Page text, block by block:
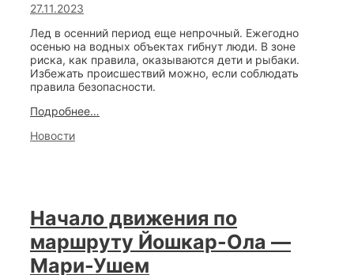
27.11.2023
Лед в осенний период еще непрочный. Ежегодно
осенью на водных объектах гибнут люди. В зоне
риска, как правила, оказываются дети и рыбаки.
Избежать происшествий можно, если соблюдать
правила безопасности.
Подробнее…
Categories
Новости
Начало движения по
маршруту Йошкар-Ола —
Мари-Ушем